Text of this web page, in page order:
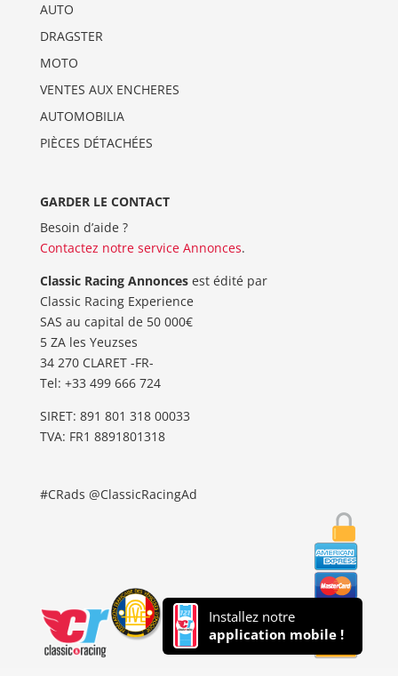
AUTO
DRAGSTER
MOTO
VENTES AUX ENCHERES
AUTOMOBILIA
PIÈCES DÉTACHÉES
GARDER LE CONTACT
Besoin d’aide ?
Contactez notre service Annonces.
Classic Racing Annoncesest édité par
Classic Racing Experience
SAS au capital de 50 000€
5 ZA les Yeuzses
34 270 CLARET -FR-
Tel: ‭+33 499 666 724‬
SIRET: 891 801 318 00033
TVA: FR1 8891801318
#CRads @ClassicRacingAd
Installez notre
application mobile !